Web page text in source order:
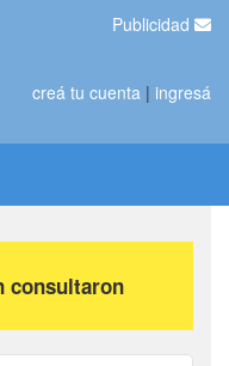
Publicidad
creá tu cuenta | ingresá
consultaron